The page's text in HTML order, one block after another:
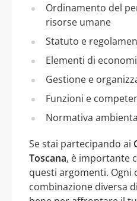
Ordinamento del
risorse umane
Statuto e
Elementi di
Gestione e
Funzioni e
Normativa
Se stai partecipando ai
Toscana, è importante
questi argomenti. Ogni
combinazione diversa